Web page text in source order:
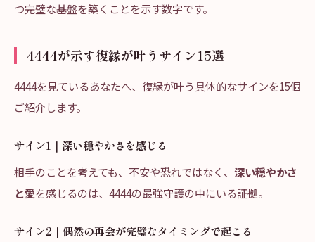
つ完璧な基盤を築くことを示す数字です。
4444が示す復縁が叶うサイン15選
4444を見ているあなたへ、復縁が叶う具体的なサインを15個
ご紹介します。
サイン1｜深い穏やかさを感じる
相手のことを考えても、不安や恐れではなく、 深い穏やかさ
と愛を感じるのは、4444の最強守護の中にいる証拠。
サイン2｜偶然の再会が完璧なタイミングで起こる